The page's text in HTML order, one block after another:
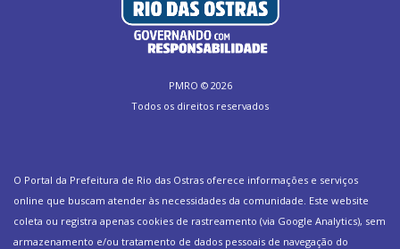
PMRO © 2026
Todos os direitos reservados
O Portal da Prefeitura de Rio das Ostras oferece informações e serviços
online que buscam atender às necessidades da comunidade. Este website
coleta ou registra apenas cookies de rastreamento (via Google Analytics), sem
armazenamento e/ou tratamento de dados pessoais de navegação do